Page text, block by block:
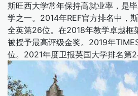
斯旺西大学常年保持高就业率，是
学之一。2014年REF官方排名中，
全英第26位。在2018年教学卓越框
被授予最高评级金奖。2019年
位。2021年度卫报英国大学排名第